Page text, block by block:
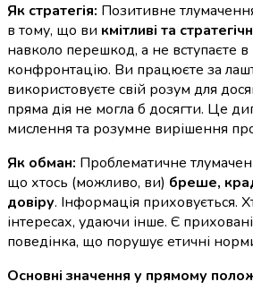
Як стратегія: Позитивне
в тому, що ви кмітливі та
навколо перешкод, а не вступаєте
конфронтацію. Ви працюєте за
використовуєте свій розум для
пряма дія не могла б досягти. Це
мислення та розумне вирішення
Як обман: Проблематичне
що хтось (можливо, ви) бреше,
довіру. Інформація приховується.
інтересах, удаючи інше. Є
поведінка, що порушує етичні
Основні значення у прямому